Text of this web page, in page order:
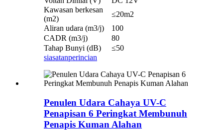
Kawasan berkesan
(m2)
≤20m2
Aliran udara (m3/j)
100
CADR (m3/j)
80
Tahap Bunyi (dB)
≤50
siasatanperincian
Penulen Udara Cahaya UV-C
Penapisan 6 Peringkat Membunuh
Penapis Kuman Alahan